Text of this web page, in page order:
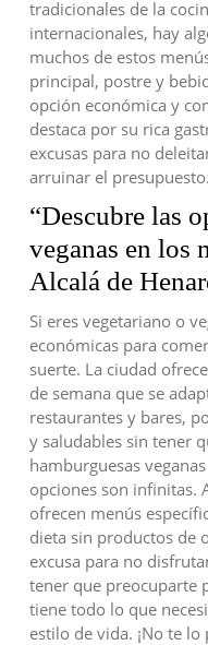
tradicionales de la
internacionales, hay
muchos de estos
principal, postre y
opción económica y
destaca por su rica
excusas para no
arruinar el presupuesto.
“Descubre las
veganas en los
Alcalá de
Si eres vegetariano o
económicas para
suerte. La ciudad
de semana que se
restaurantes y bares,
y saludables sin tener
hamburguesas
opciones son infinitas.
ofrecen menús
dieta sin productos de
excusa para no
tener que preocuparte
tiene todo lo que
estilo de vida. ¡No te lo